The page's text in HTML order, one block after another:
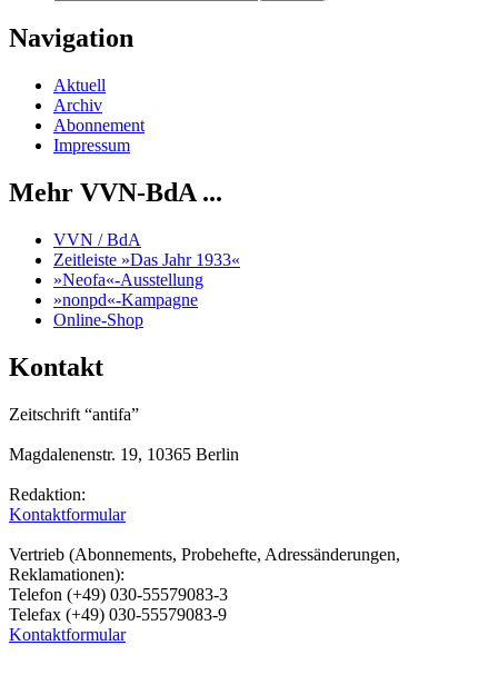
Navigation
Aktuell
Archiv
Abonnement
Impressum
Mehr VVN-BdA ...
VVN / BdA
Zeitleiste »Das Jahr 1933«
»Neofa«-Ausstellung
»nonpd«-Kampagne
Online-Shop
Kontakt
Zeitschrift “antifa”
Magdalenenstr. 19, 10365 Berlin
Redaktion:
Kontaktformular
Vertrieb (Abonnements, Probehefte, Adressänderungen,
Reklamationen):
Telefon (+49) 030-55579083-3
Telefax (+49) 030-55579083-9
Kontaktformular